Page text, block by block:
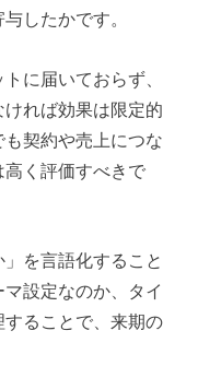
したかです。
に届いておらず、
れば効果は限定的
契約や売上につな
く評価すべきで
を言語化すること
設定なのか、タイ
することで、来期の